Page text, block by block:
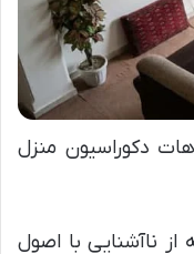
دکوراسیون منزل
از ناآشنایی با اصول